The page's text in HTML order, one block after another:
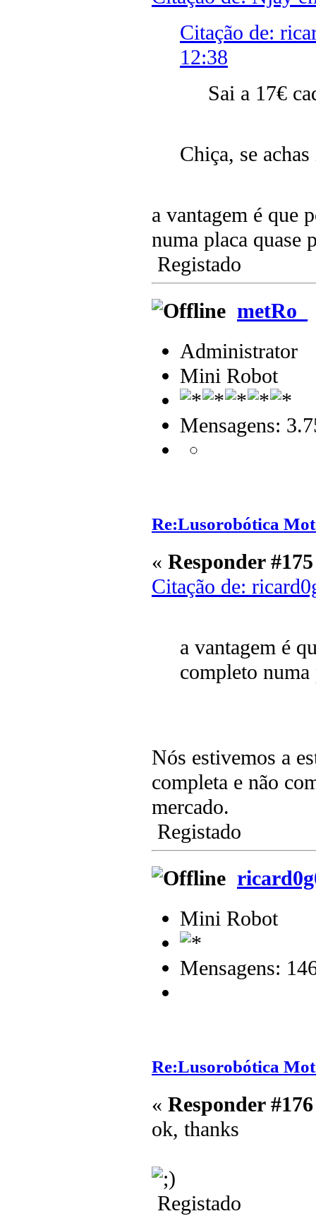
Citação de:
12:38
Sai a 17€
Chiça, se
a vantagem é que
numa placa quase
Registado
metRo_
Administrator
Mini Robot
Mensagens:
Re:Lusorobótica
« Responder
Citação de:
a vantagem é
completo numa
Nós estivemos a
completa e não
mercado.
Registado
Mini Robot
Mensagens:
Re:Lusorobótica
« Responder
ok, thanks
Registado